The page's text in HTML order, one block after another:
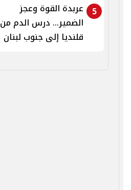
5
عربدة القوة وعجز
الضمير... درس الدم من
قلنديا إلى جنوب لبنان